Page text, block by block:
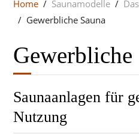
Home Saunamodelle
Gewerbliche Sauna
Gewerbliche
Saunaanlagen für
Nutzung